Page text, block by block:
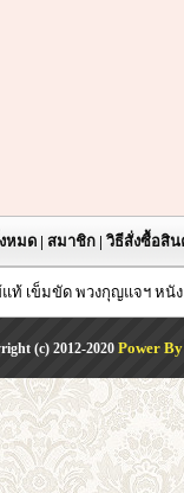
หมด |สมาชิก |วิธีสั่งซื้อสิ
ท้ เข็มขัด พวงกุญแจฯ หนัง
(c) 2012-2020Power